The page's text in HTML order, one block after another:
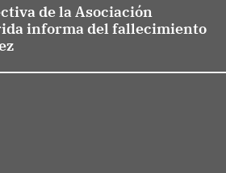
de la Asociación
informa del fallecimiento